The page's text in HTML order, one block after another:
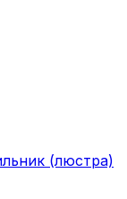
(люстра)